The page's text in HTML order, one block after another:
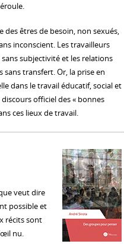
êtres de besoin, non sexués,
inconscient. Les travailleurs
subjectivité et les relations
transfert. Or, la prise en
dans le travail éducatif, social et
officiel des « bonnes
ces lieux de travail.
veut dire
possible et
récits sont
nu.